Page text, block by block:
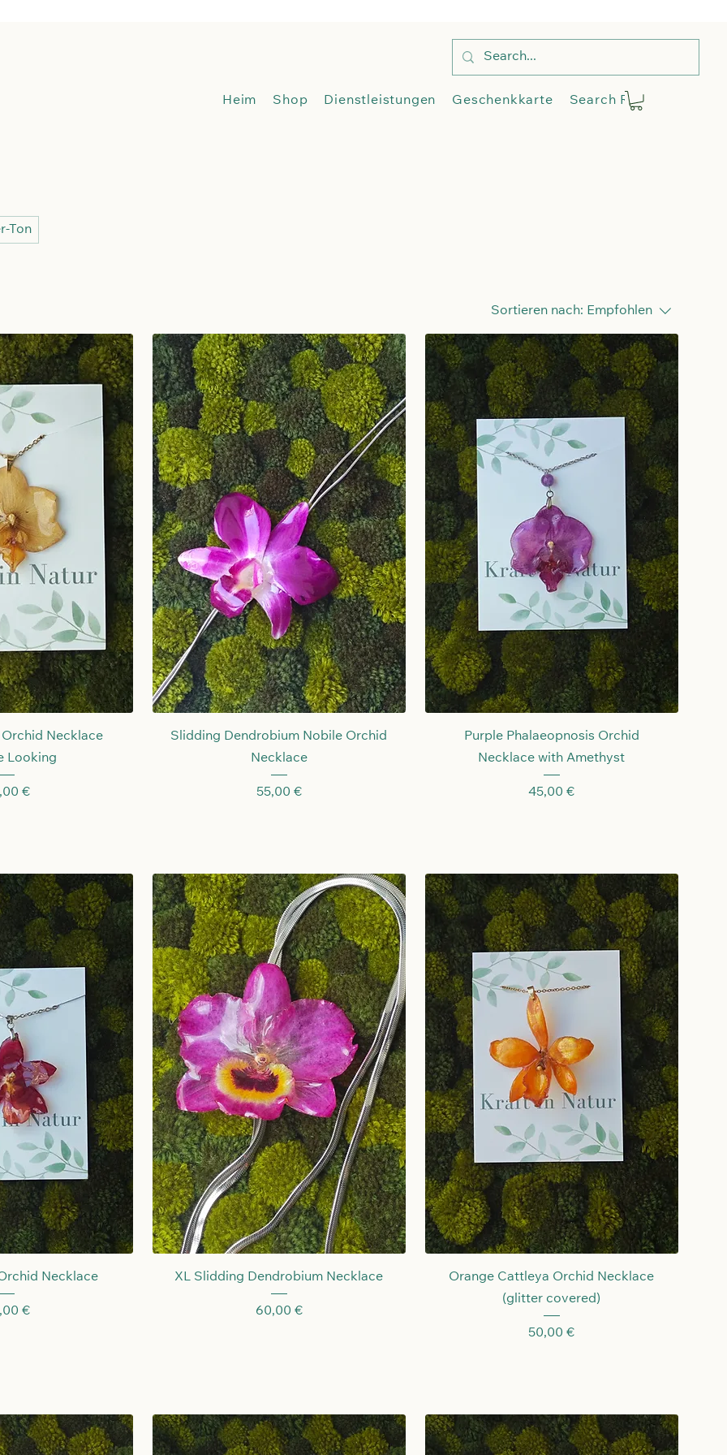
Heim Shop Dienstleistungen Geschenkkarte Search Results
Ton
Sortieren nach: Empfohlen
Orchid Necklace
Looking
€
Schnellansicht
Slidding Dendrobium Nobile Orchid
Necklace
Preis
55,00 €
Schnellansicht
Purple Phalaeopnosis Orchid
Necklace with Amethyst
Preis
45,00 €
Necklace
€
Schnellansicht
XL Slidding Dendrobium Necklace
Preis
60,00 €
Schnellansicht
Orange Cattleya Orchid Necklace
(glitter covered)
Preis
50,00 €
Dienstleistungen More